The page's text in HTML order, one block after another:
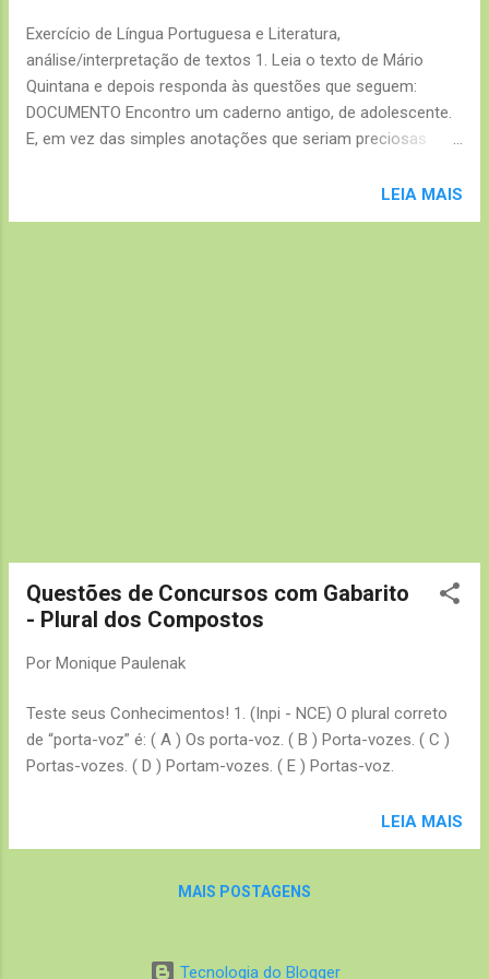
Exercício de Língua Portuguesa e Literatura,
análise/interpretação de textos 1. Leia o texto de Mário
Quintana e depois responda às questões que seguem:
DOCUMENTO Encontro um caderno antigo, de adolescente.
E, em vez das simples anotações que seriam preciosas
Afinal, quando é que um adolescente já foi natural? E,LEIA MAIS
Questões de Concursos com Gabarito
- Plural dos Compostos
Por Monique Paulenak
Teste seus Conhecimentos! 1. (Inpi - NCE) O plural correto
de “porta-voz” é: ( A ) Os porta-voz. ( B ) Porta-vozes. ( C )
Portas-vozes. ( D ) Portam-vozes. ( E ) Portas-voz.
LEIA MAIS
MAIS POSTAGENS
Tecnologia do Blogger